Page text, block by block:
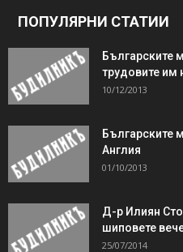
ПОПУЛЯРНИ СТАТИИ
Българските
трудовите им
10/12/2013
Българските
Англия
01/10/2013
Д-р Илиян
шиповете
25/07/2014